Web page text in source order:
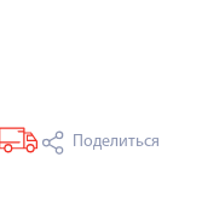
Поделиться